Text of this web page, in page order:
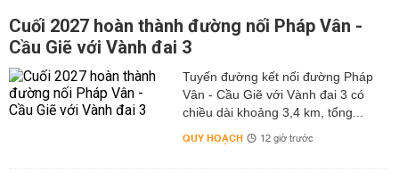
Cuối 2027 hoàn thành đường nối Pháp Vân -
Cầu Giẽ với Vành đai 3
Tuyến đường kết nối đường Pháp
Vân - Cầu Giẽ với Vành đai 3 có
chiều dài khoảng 3,4 km, tổng...
QUY HOẠCH 12 giờ trước